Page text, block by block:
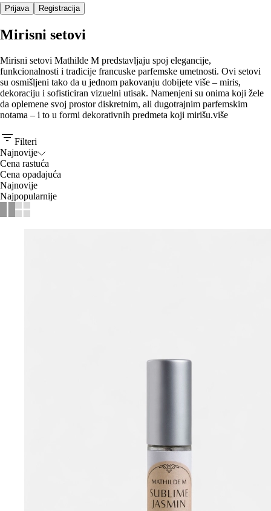
Prijava Registracija
Mirisni setovi
Mirisni setovi Mathilde M predstavljaju spoj elegancije,
funkcionalnosti i tradicije francuske parfemske umetnosti. Ovi setovi
su osmišljeni tako da u jednom pakovanju dobijete više – miris,
dekoraciju i sofisticiran vizuelni utisak. Namenjeni su onima koji žele
da oplemene svoj prostor diskretnim, ali dugotrajnim parfemskim
notama – i to u formi dekorativnih predmeta koji mirišu.više
Filteri
Najnovije
Cena rastuća
Cena opadajuća
Najnovije
Najpopularnije